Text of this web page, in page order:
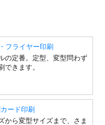
フライヤー印刷
の定番。定型、変型問わず
できます。
ード印刷
から変型サイズまで、さま